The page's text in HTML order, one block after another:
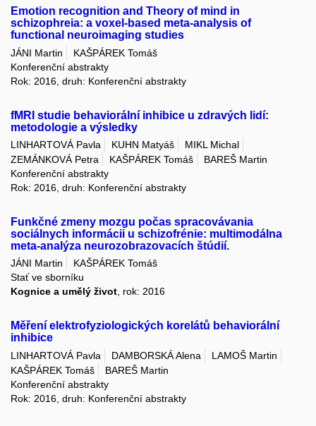
Emotion recognition and Theory of mind in
schizophreia: a voxel-based meta-analysis of
functional neuroimaging studies
JÁNI Martin
KAŠPÁREK Tomáš
Konferenční abstrakty
Rok: 2016, druh: Konferenční abstrakty
fMRI studie behaviorální inhibice u zdravých lidí:
metodologie a výsledky
LINHARTOVÁ Pavla KUHN Matyáš
MIKL Michal
ZEMÁNKOVÁ Petra
KAŠPÁREK Tomáš
BAREŠ Martin
Konferenční abstrakty
Rok: 2016, druh: Konferenční abstrakty
Funkčné zmeny mozgu počas spracovávania
sociálnych informácii u schizofrénie: multimodálna
meta-analýza neurozobrazovacích štúdií.
JÁNI Martin
KAŠPÁREK Tomáš
Stať ve sborníku
Kognice a umělý život, rok: 2016
Měření elektrofyziologických korelátů behaviorální
inhibice
LINHARTOVÁ Pavla DAMBORSKÁ Alena
LAMOŠ Martin
KAŠPÁREK Tomáš
BAREŠ Martin
Konferenční abstrakty
Rok: 2016, druh: Konferenční abstrakty